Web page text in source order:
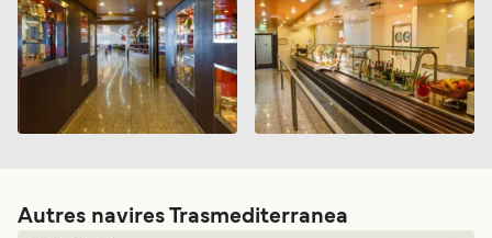
Autres navires Trasmediterranea